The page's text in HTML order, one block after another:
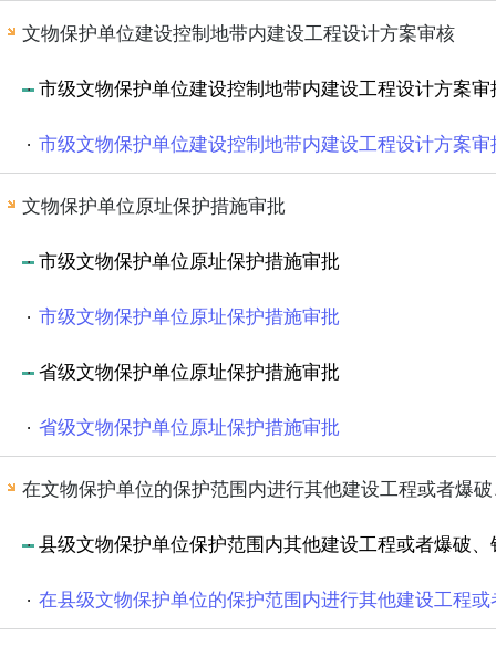
文物保护单位建设控制地带内建设工程设计方案审核
市级文物保护单位建设控制地带内建设工程设计方案审
市级文物保护单位建设控制地带内建设工程设计方案审
文物保护单位原址保护措施审批
市级文物保护单位原址保护措施审批
市级文物保护单位原址保护措施审批
省级文物保护单位原址保护措施审批
省级文物保护单位原址保护措施审批
在文物保护单位的保护范围内进行其他建设工程或者爆
县级文物保护单位保护范围内其他建设工程或者爆破
在县级文物保护单位的保护范围内进行其他建设工程